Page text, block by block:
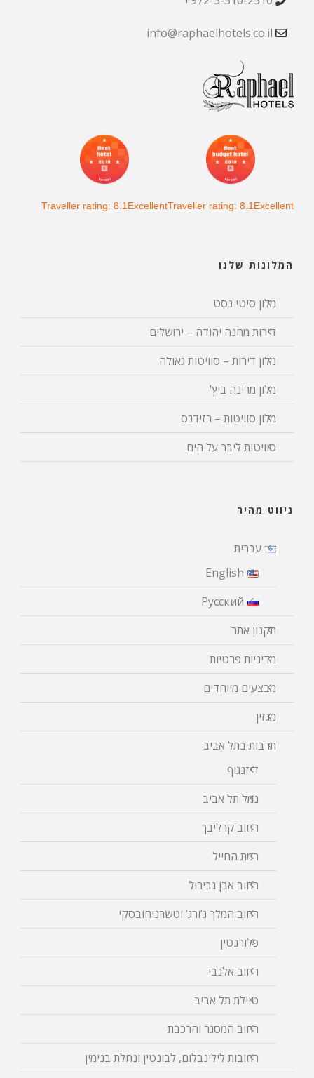
info@raphaelhotels.co.il
Traveller rating: 8.1Excellent
Traveller rating: 8.1Excellent
המלונות שלנו
מלון סיטי נסט
דירות מחנה יהודה – ירושלים
מלון דירות – סוויטות גאולה
מלון מרינה ביץ'
מלון סוויטות – רזידנס
סוויטות ליבר על הים
ניווט מהיר
עברית
English
Русский
תקנון אתר
מדיניות פרטיות
מבצעים מיוחדים
מגזין
תרבות בתל אביב
דיזנגוף
נמל תל אביב
רחוב קרליבך
רמת החייל
רחוב אבן גבירול
רחוב המלך ג’ורג’ וטשרניחובסקי
פלורנטין
רחוב אלנבי
טיילת תל אביב
רחוב המסגר והרכבת
רחובות לילינבלום, לבונטין ונחלת בנימין